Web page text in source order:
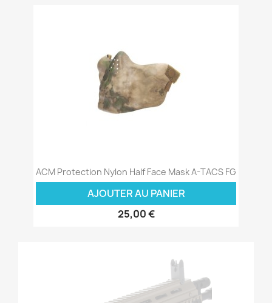
ACM Protection Nylon Half Face Mask A-TACS FG
AJOUTER AU PANIER
25,00 €